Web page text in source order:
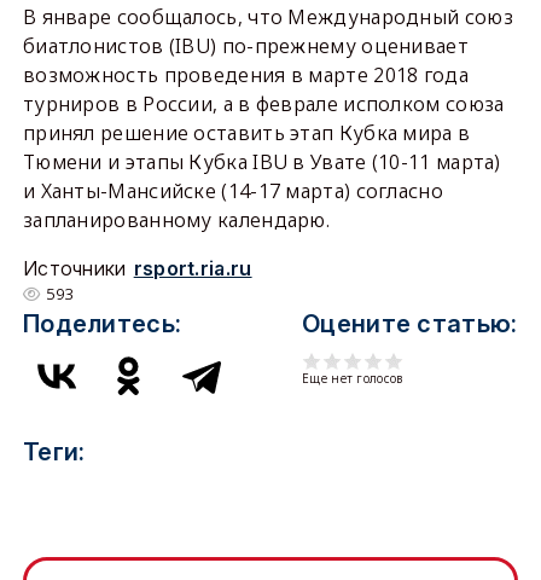
В январе сообщалось, что Международный союз
биатлонистов (IBU) по-прежнему оценивает
возможность проведения в марте 2018 года
турниров в России, а в феврале исполком союза
принял решение оставить этап Кубка мира в
Тюмени и этапы Кубка IBU в Увате (10-11 марта)
и Ханты-Мансийске (14-17 марта) согласно
запланированному календарю.
Источники rsport.ria.ru
593
Поделитесь: Оцените статью:
Еще нет голосов
Теги: